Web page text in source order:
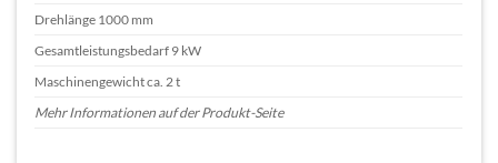
Drehlänge 1000 mm
Gesamtleistungsbedarf 9 kW
Maschinengewicht ca. 2 t
Mehr Informationen auf der Produkt-Seite